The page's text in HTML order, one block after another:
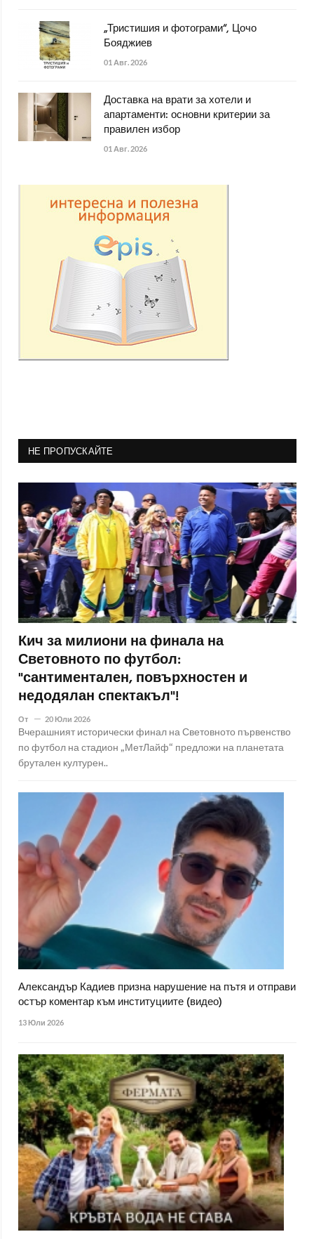
„Тристишия и фотограми“, Цочо
Бояджиев
01 Авг. 2026
Доставка на врати за хотели и
апартаменти: основни критерии за
правилен избор
01 Авг. 2026
НЕ ПРОПУСКАЙТЕ
Кич за милиони на финала на
Световното по футбол:
"сантиментален, повърхностен и
недодялан спектакъл"!
От 20 Юли 2026
Вчерашният исторически финал на Световното първенство
по футбол на стадион „МетЛайф“ предложи на планетата
брутален културен..
Александър Кадиев призна нарушение на пътя и отправи
остър коментар към институциите (видео)
13 Юли 2026